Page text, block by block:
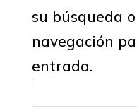
su búsqueda
navegación
entrada.